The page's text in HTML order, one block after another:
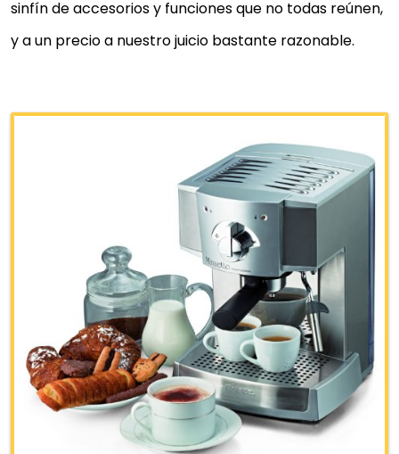
sinfín de accesorios y funciones que no todas reúnen,
y a un precio a nuestro juicio bastante razonable.